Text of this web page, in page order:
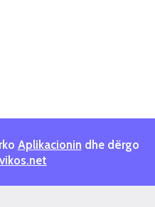
Aplikacionin dhe dërgo